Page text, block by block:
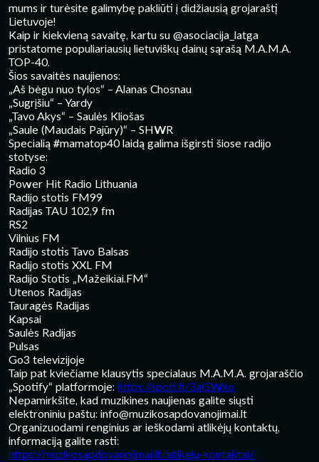
mums ir turėsite galimybę pakliūti į didžiausią grojaraštį
Lietuvoje!
Kaip ir kiekvieną savaitę, kartu su @asociacija_latga
pristatome populiariausių lietuviškų dainų sąrašą M.A.M.A.
TOP-40.
Šios savaitės naujienos:
„Aš bėgu nuo tylos“ – Alanas Chosnau
„Sugrįšiu“ – Yardy
„Tavo Akys“ – Saulės Kliošas
„Saule (Maudais Pajūry)“ – SHWR
Specialią #mamatop40 laidą galima išgirsti šiose radijo
stotyse:
Radio 3
Power Hit Radio Lithuania
Radijo stotis FM99
Radijas TAU 102,9 fm
RS2
Vilnius FM
Radijo stotis Tavo Balsas
Radijo stotis XXL FM
Radijo Stotis „Mažeikiai.FM“
Utenos Radijas
Tauragės Radijas
Kapsai
Saulės Radijas
Pulsas
Go3 televizijoje
Taip pat kviečiame klausytis specialaus M.A.M.A. grojaraščio
„Spotify“ platformoje: https://spoti.fi/3aGWxo
Nepamirkšite, kad muzikines naujienas galite siųsti
elektroniniu paštu: info@muzikosapdovanojimai.lt
Organizuodami renginius ar ieškodami atlikėjų kontaktų,
informaciją galite rasti:
https://muzikosapdovanojimai.lt/atlikeju-kontaktai/